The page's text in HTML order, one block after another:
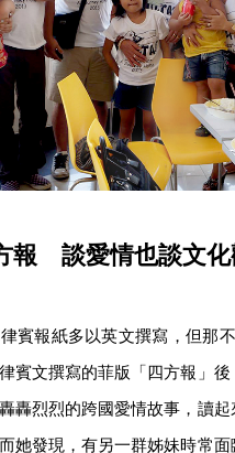
報 談愛情也談文化
賓報紙多以英文撰寫，但那
賓文撰寫的菲版「四方報」
轟烈烈的跨國愛情故事，讀
她發現，有另一群姊妹時常